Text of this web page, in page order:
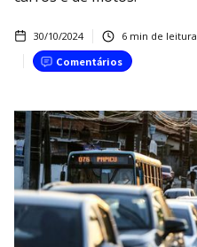
30/10/2024 6 min de leitura
Comentários